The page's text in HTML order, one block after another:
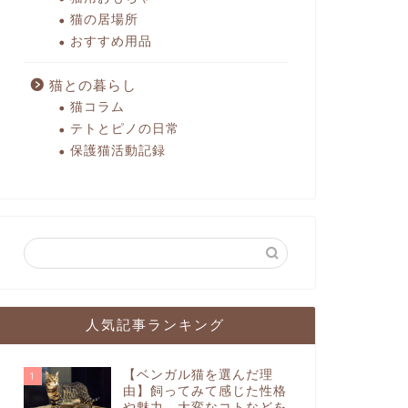
猫の居場所
おすすめ用品
猫との暮らし
猫コラム
テトとピノの日常
保護猫活動記録
人気記事ランキング
1
【ベンガル猫を選んだ理
由】飼ってみて感じた性格